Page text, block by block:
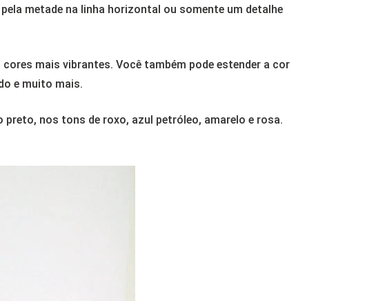
metade na linha horizontal ou somente um detalhe
mais vibrantes. Você também pode estender a cor
e muito mais.
nos tons de roxo, azul petróleo, amarelo e rosa.